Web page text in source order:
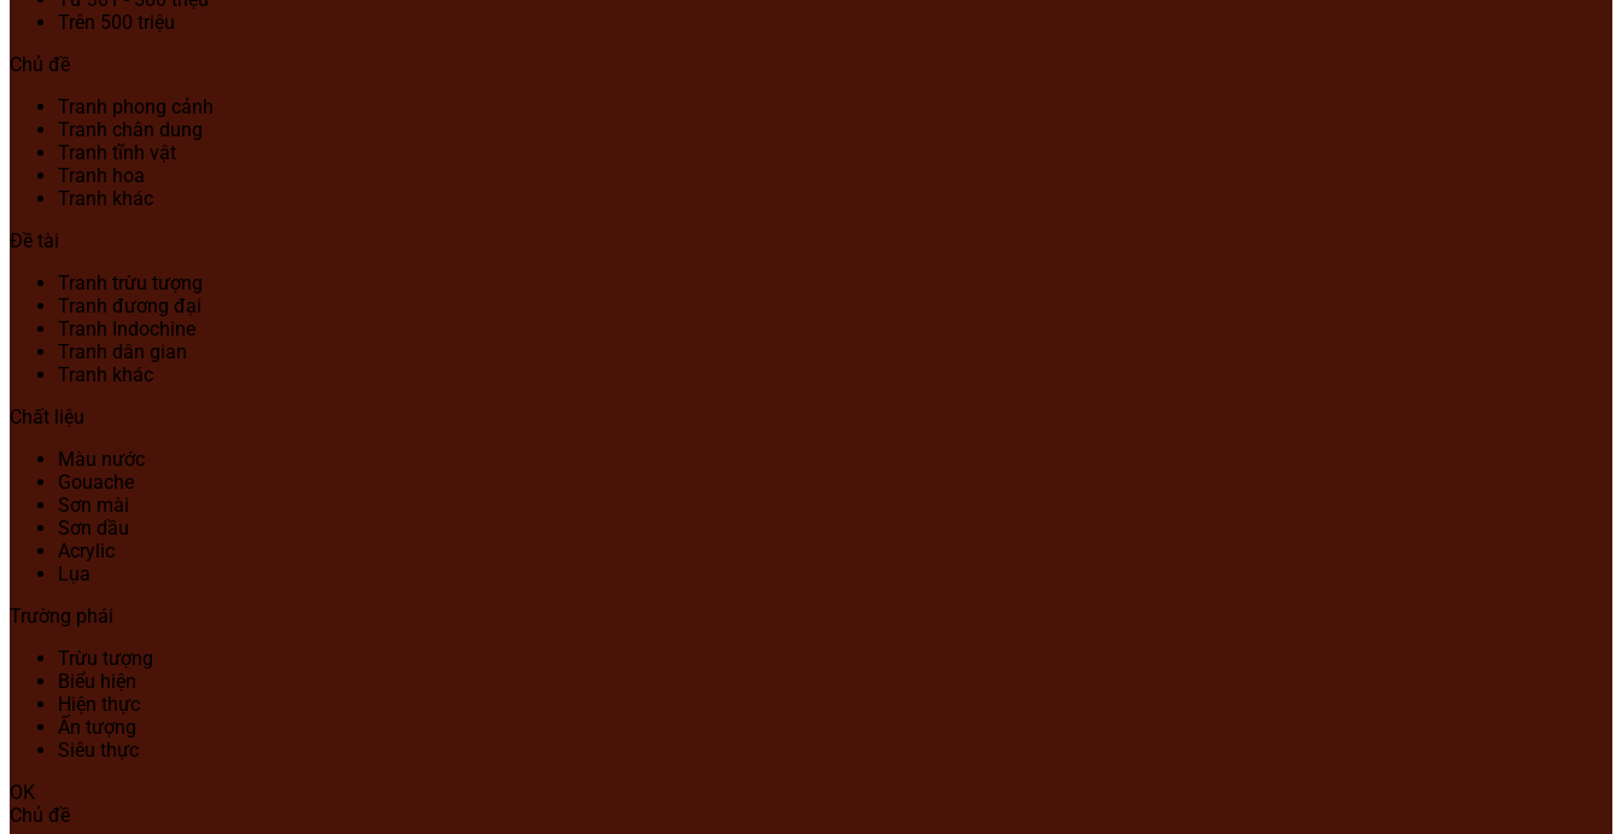
Trên 500 triệu
Chủ đề
Tranh phong cảnh
Tranh chân dung
Tranh tĩnh vật
Tranh hoa
Tranh khác
Đề tài
Tranh trừu tượng
Tranh đương đại
Tranh Indochine
Tranh dân gian
Tranh khác
Chất liệu
Màu nước
Gouache
Sơn mài
Sơn dầu
Acrylic
Lụa
Trường phái
Trừu tượng
Biểu hiện
Hiện thực
Ấn tượng
Siêu thực
OK
Chủ đề